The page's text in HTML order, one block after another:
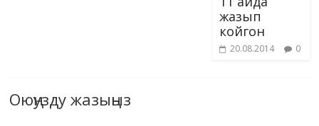
жазып
койгон
20.08.2014 0
Оюңузду жазыңыз